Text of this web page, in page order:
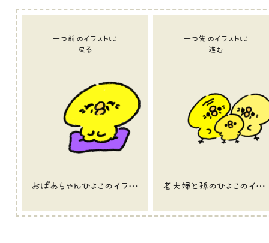
一つ前のイラストに
戻る
おばあちゃんひよこのイラスト
一つ先のイラストに
進む
老夫婦と孫のひよこのイラスト